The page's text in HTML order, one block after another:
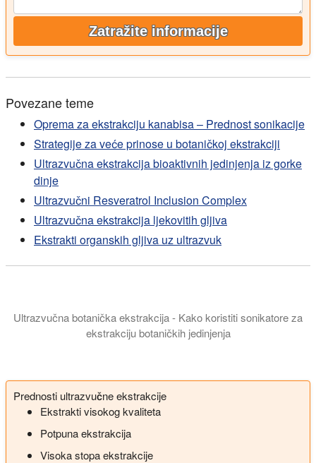
Zatražite informacije
Povezane teme
Oprema za ekstrakciju kanabisa – Prednost sonikacije
Strategije za veće prinose u botaničkoj ekstrakciji
Ultrazvučna ekstrakcija bioaktivnih jedinjenja iz gorke
dinje
Ultrazvučni Resveratrol Inclusion Complex
Ultrazvučna ekstrakcija ljekovitih gljiva
Ekstrakti organskih gljiva uz ultrazvuk
Ultrazvučna botanička ekstrakcija - Kako koristiti sonikatore za
ekstrakciju botaničkih jedinjenja
Prednosti ultrazvučne ekstrakcije
Ekstrakti visokog kvaliteta
Potpuna ekstrakcija
Visoka stopa ekstrakcije